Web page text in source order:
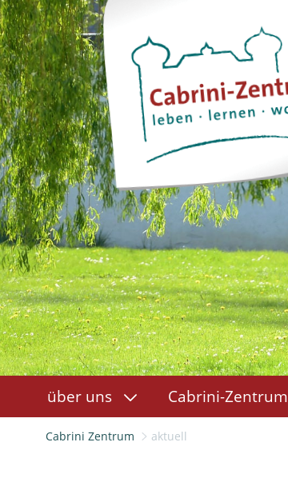
über uns Cabrini-Zentrum
Cabrini Zentrum aktuell